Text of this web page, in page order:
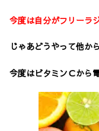
今度は自分がフリーラ
じゃあどうやって他か
今度はビタミンＣから